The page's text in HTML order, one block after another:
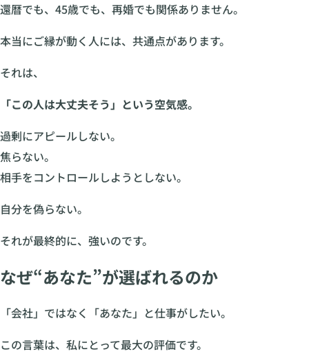
還暦でも、45歳でも、再婚でも関係ありません。
本当にご縁が動く人には、共通点があります。
それは、
「この人は大丈夫そう」という空気感。
過剰にアピールしない。
焦らない。
相手をコントロールしようとしない。
自分を偽らない。
それが最終的に、強いのです。
なぜ“あなた”が選ばれるのか
「会社」ではなく「あなた」と仕事がしたい。
この言葉は、私にとって最大の評価です。